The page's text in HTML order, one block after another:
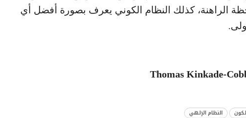
الراهنة، كذلك النظام الكوني يعرف بصورة أفضل أي
النظام الإلهي